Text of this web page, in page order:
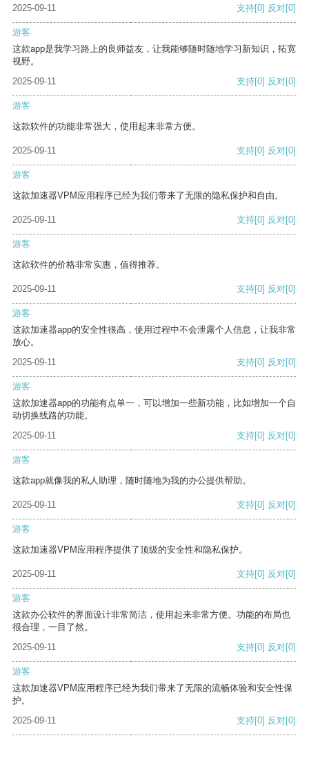
2025-09-11
支持[0] 反对[0]
游客
这款app是我学习路上的良师益友，让我能够随时随地学习新知识，拓宽
视野。
2025-09-11
支持[0] 反对[0]
游客
这款软件的功能非常强大，使用起来非常方便。
2025-09-11 支持[0] 反对[0]
游客
这款加速器VPM应用程序已经为我们带来了无限的隐私保护和自由。
2025-09-11 支持[0] 反对[0]
游客
这款软件的价格非常实惠，值得推荐。
2025-09-11 支持[0] 反对[0]
游客
这款加速器app的安全性很高，使用过程中不会泄露个人信息，让我非常
放心。
2025-09-11
支持[0] 反对[0]
游客
这款加速器app的功能有点单一，可以增加一些新功能，比如增加一个自
动切换线路的功能。
2025-09-11
支持[0] 反对[0]
游客
这款app就像我的私人助理，随时随地为我的办公提供帮助。
2025-09-11 支持[0] 反对[0]
游客
这款加速器VPM应用程序提供了顶级的安全性和隐私保护。
2025-09-11 支持[0] 反对[0]
游客
这款办公软件的界面设计非常简洁，使用起来非常方便。功能的布局也
很合理，一目了然。
2025-09-11
支持[0] 反对[0]
游客
这款加速器VPM应用程序已经为我们带来了无限的流畅体验和安全性保
护。
2025-09-11
支持[0] 反对[0]